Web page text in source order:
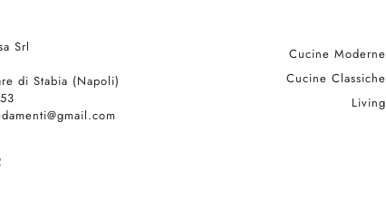
Srl
di Stabia (Napoli)
Cucine Moderne
Cucine Classiche
Living